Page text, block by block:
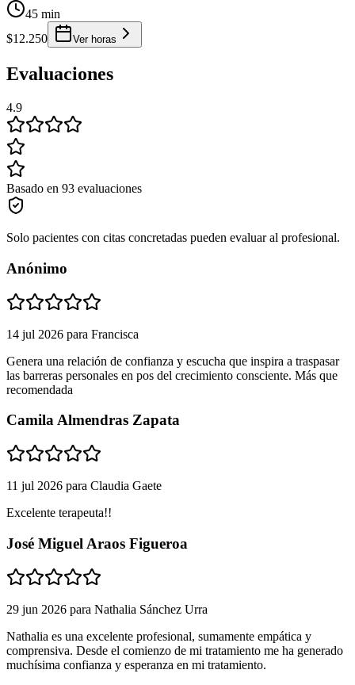
45 min
$12.250
Ver horas
Evaluaciones
4.9
Basado en 93 evaluaciones
Solo pacientes con citas concretadas pueden evaluar al profesional.
Anónimo
14 jul 2026 para Francisca
Genera una relación de confianza y escucha que inspira a traspasar
las barreras personales en pos del crecimiento consciente. Más que
recomendada
Camila Almendras Zapata
11 jul 2026 para Claudia Gaete
Excelente terapeuta!!
José Miguel Araos Figueroa
29 jun 2026 para Nathalia Sánchez Urra
Nathalia es una excelente profesional, sumamente empática y
comprensiva. Desde el comienzo de mi tratamiento me ha generado
muchísima confianza y esperanza en mi tratamiento.